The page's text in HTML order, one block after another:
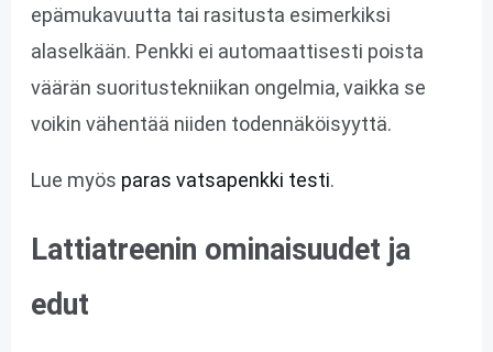
epämukavuutta tai rasitusta esimerkiksi
alaselkään. Penkki ei automaattisesti poista
väärän suoritustekniikan ongelmia, vaikka se
voikin vähentää niiden todennäköisyyttä.
Lue myös paras vatsapenkki testi.
Lattiatreenin ominaisuudet ja
edut